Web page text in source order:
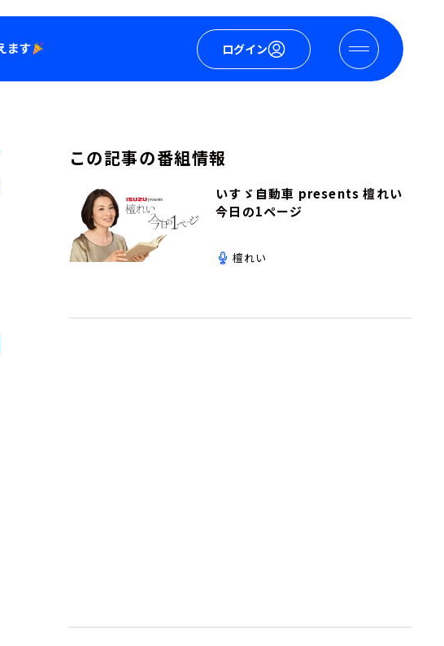
ログイン
この記事の番組情報
いすゞ自動車 presents 檀れい
今日の1ページ
檀れい